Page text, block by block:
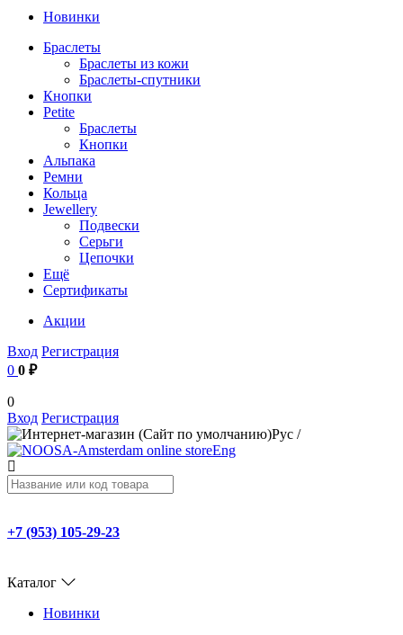
Новинки
Браслеты
Браслеты из кожи
Браслеты-спутники
Кнопки
Petite
Браслеты
Кнопки
Альпака
Ремни
Кольца
Jewellery
Подвески
Серьги
Цепочки
Ещё
Сертификаты
Акции
Вход Регистрация
0 0 ₽
0
Вход Регистрация
Рус /
Eng
+7 (953) 105-29-23
Каталог
Новинки